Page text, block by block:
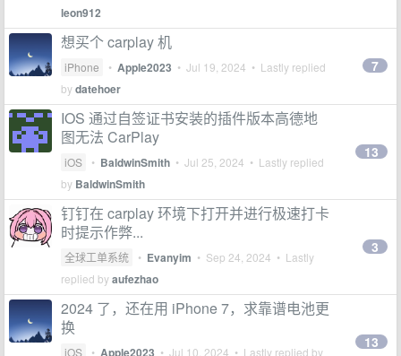
leon912
想买个 carplay 机
iPhone • Apple2023 • Jul 19, 2024 • Lastly replied
bydatehoer
7
IOS 通过自签证书安装的插件版本高德地
图无法 CarPlay
iOS • BaldwinSmith • Jul 25, 2024 • Lastly replied
by BaldwinSmith
13
钉钉在 carplay 环境下打开并进行极速打卡
时提示作弊...
全球工单系统 • Evanyim • Sep 24, 2024 • Lastly
replied byaufezhao
3
2024 了，还在用 iPhone 7，求靠谱电池更
换
iOS • Apple2023 • Jul 10, 2024 • Lastly replied by
13